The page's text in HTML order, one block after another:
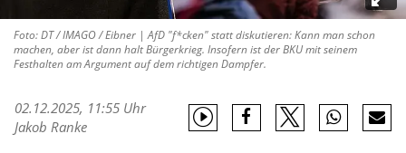
Foto: DT / IMAGO / Eibner | AfD "f*cken" statt diskutieren: Kann man schon
machen, aber ist dann halt Bürgerkrieg. Insofern ist der BKU mit seinem
Festhalten am Argument auf dem richtigen Dampfer.
02.12.2025, 11:55 Uhr
Jakob Ranke